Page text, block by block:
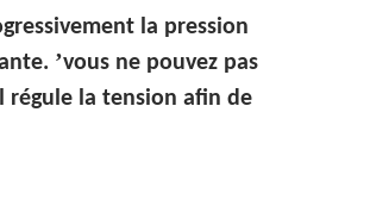
la pression
’vous ne pouvez pas
régule la tension afin de